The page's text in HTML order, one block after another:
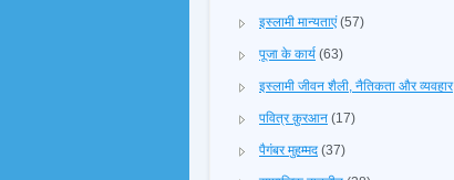
इस्लामी मान्यताएं (57)
पूजा के कार्य (63)
इस्लामी जीवन शैली, नैतिकता और व्यवहार
पवित्र क़ुरआन (17)
पैगंबर मुहम्मद (37)